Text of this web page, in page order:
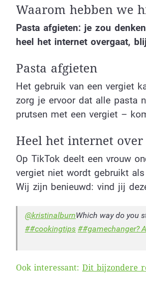
Waarom hebben we
Pasta afgieten: je zou
heel het internet overgaat,
Pasta afgieten
Het gebruik van een vergiet
zorg je ervoor dat alle pasta
prutsen met een vergiet –
Heel het internet over
Op TikTok deelt een vrouw
vergiet niet wordt gebruikt als
Wij zijn benieuwd: vind jij
@kristinalburnWhich way do you
##cookingtips ##gamechanger?
Ook interessant: Dit bijzondere